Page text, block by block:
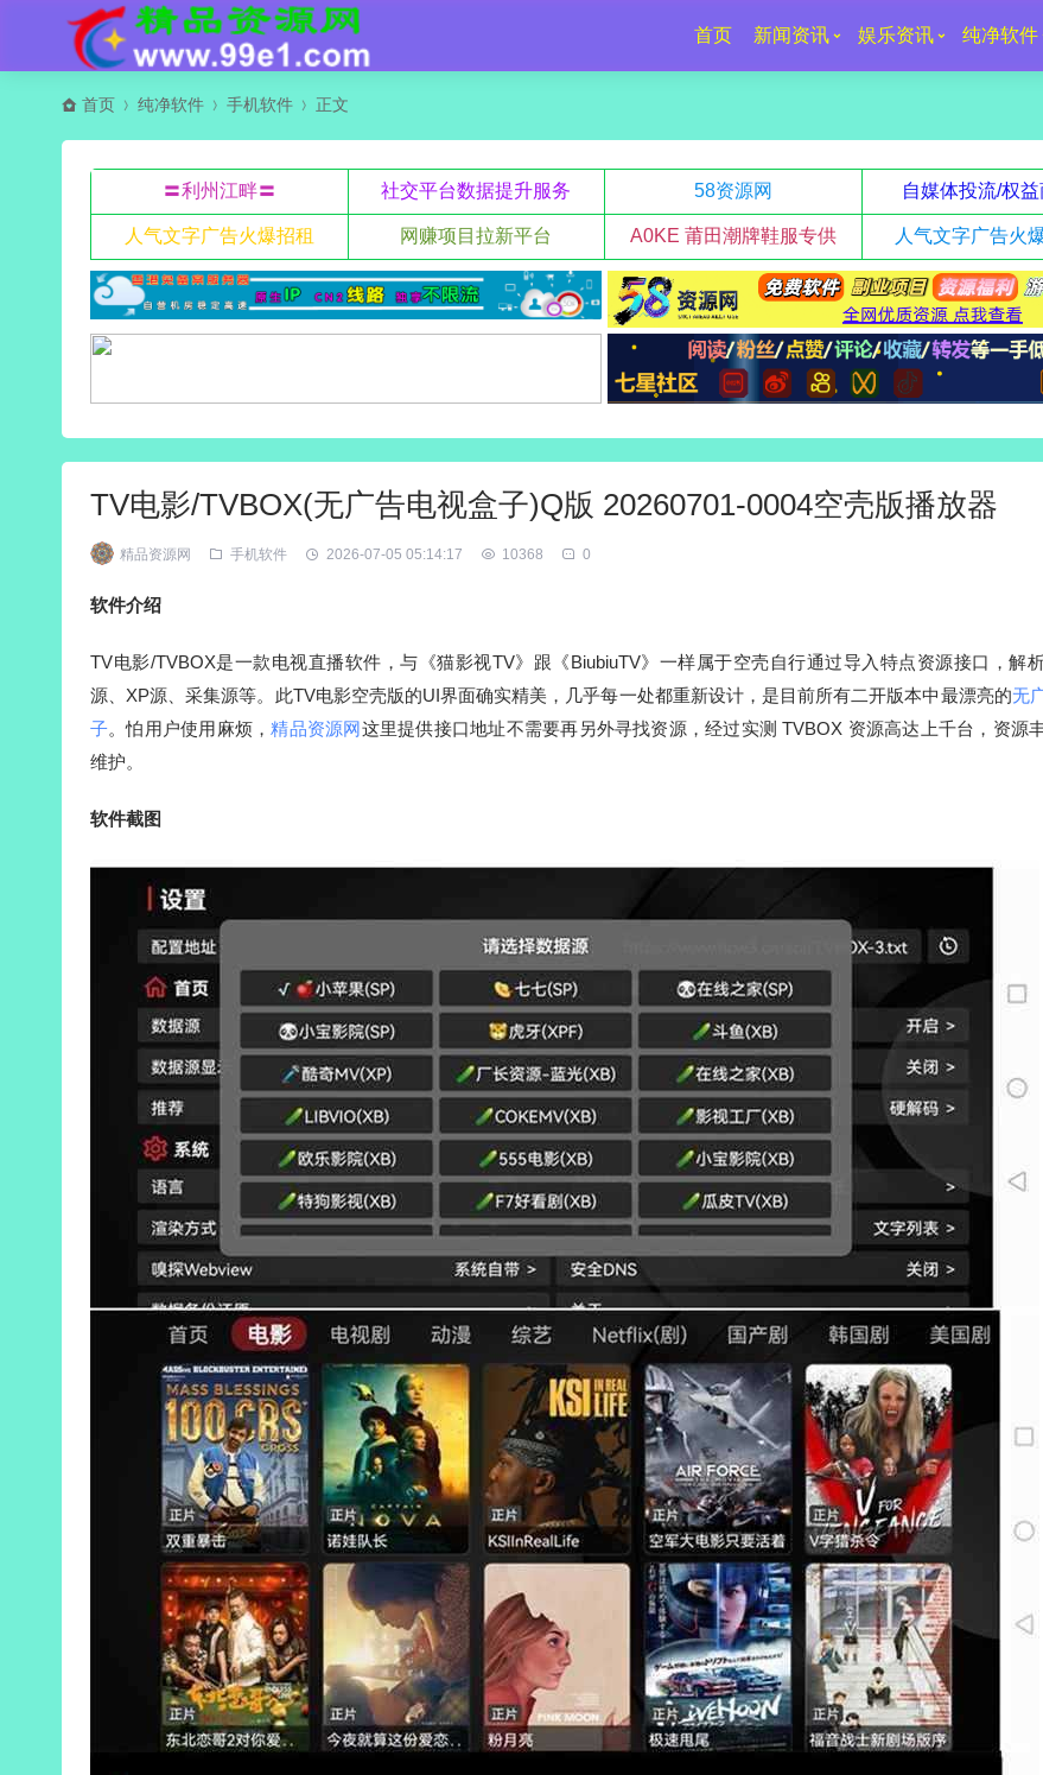
首页 新闻资讯 娱乐资讯 纯净软件
首页 纯净软件 手机软件 正文
〓利州江畔〓 社交平台数据提升服务 58资源网 自媒体投流/权
人气文字广告火爆招租 网赚项目拉新平台 A0KE 莆田潮牌鞋服专供 人气文字广告火
TV电影/TVBOX(无广告电视盒子)Q版 20260701-0004空壳版播放器
精品资源网 手机软件 2026-07-05 05:14:17 10368 0
软件介绍
TV电影/TVBOX是一款电视直播软件，与《猫影视TV》跟《BiubiuTV》一样属于空壳自行通过导入特点资源接口，解
源、XP源、采集源等。此TV电影空壳版的UI界面确实精美，几乎每一处都重新设计，是目前所有二开版本中最漂亮的无
子。怕用户使用麻烦，精品资源网这里提供接口地址不需要再另外寻找资源，经过实测 TVBOX 资源高达上千台，资源
维护。
软件截图